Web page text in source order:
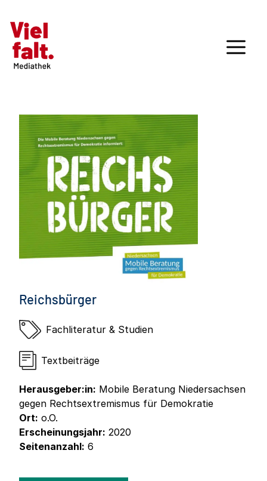
Reichsbürger
Fachliteratur & Studien
Textbeiträge
Herausgeber:in: Mobile Beratung Niedersachsen
gegen Rechtsextremismus für Demokratie
Ort: o.O.
Erscheinungsjahr: 2020
Seitenanzahl: 6